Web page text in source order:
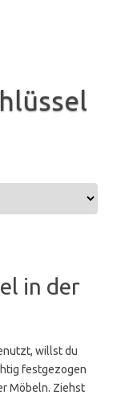
in der
willst du
festgezogen
Möbeln. Ziehst